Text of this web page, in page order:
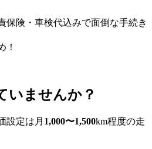
保険・車検代込みで面倒な手続き
！
いませんか？
設定は 月 1,000〜1,500km程度の走